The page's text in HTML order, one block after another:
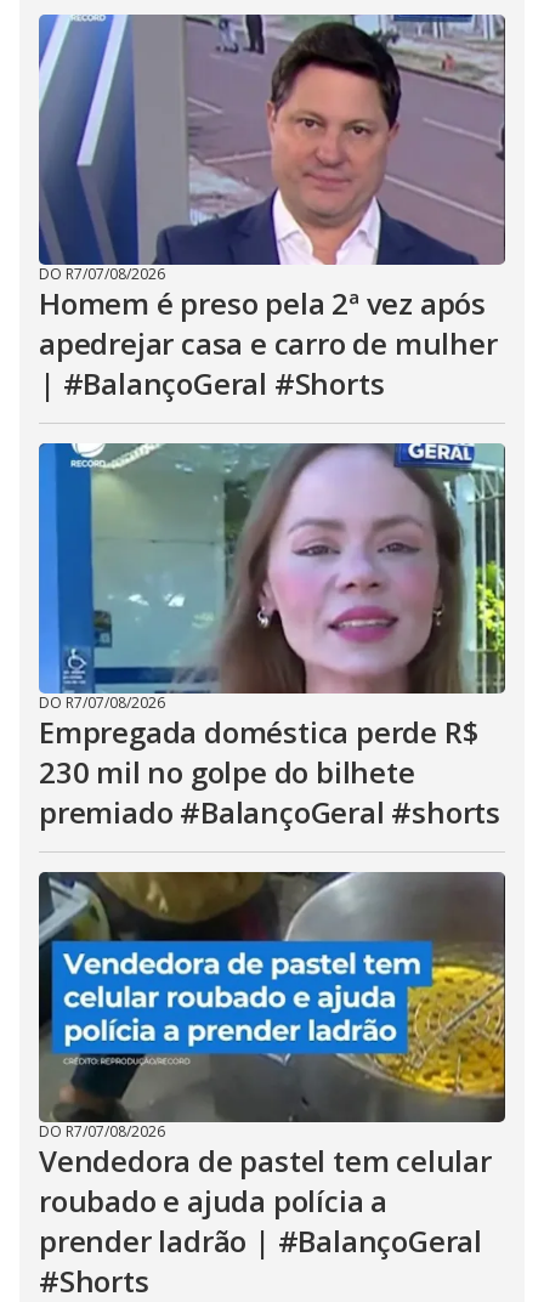
DO R7/07/08/2026
Homem é preso pela 2ª vez após
apedrejar casa e carro de mulher
| #BalançoGeral #Shorts
DO R7/07/08/2026
Empregada doméstica perde R$
230 mil no golpe do bilhete
premiado #BalançoGeral #shorts
DO R7/07/08/2026
Vendedora de pastel tem celular
roubado e ajuda polícia a
prender ladrão | #BalançoGeral
#Shorts